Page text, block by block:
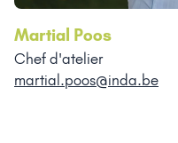
Martial Poos
Chef d'atelier
martial.poos@inda.be